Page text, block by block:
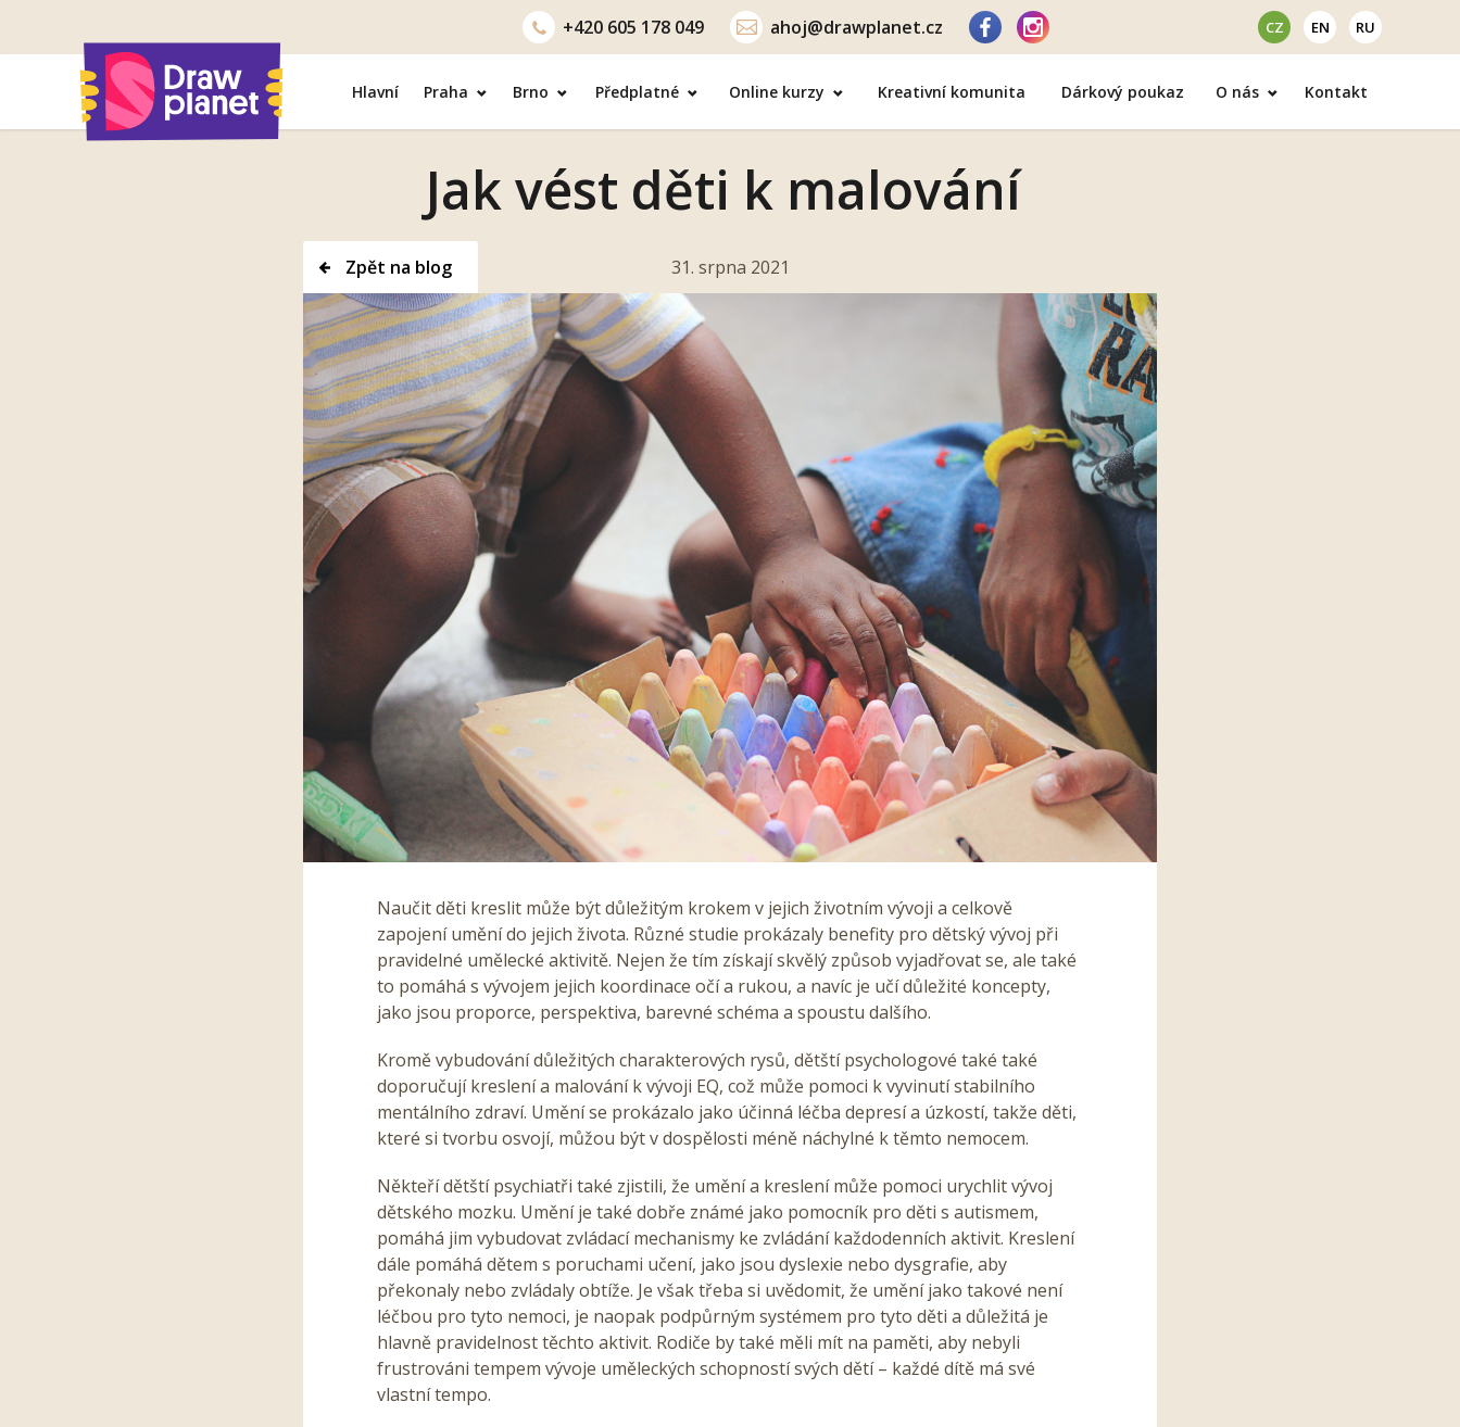
+420 605 178 049 ahoj@drawplanet.cz CZ EN RU
Hlavní Praha Brno Předplatné Online kurzy Kreativní komunita Dárkový poukaz O nás Kontakt
Jak vést děti k malování
31. srpna 2021
Zpět na blog
Naučit děti kreslit může být důležitým krokem v jejich životním vývoji a celkově
zapojení umění do jejich života. Různé studie prokázaly benefity pro dětský vývoj při
pravidelné umělecké aktivitě. Nejen že tím získají skvělý způsob vyjadřovat se, ale také
to pomáhá s vývojem jejich koordinace očí a rukou, a navíc je učí důležité koncepty,
jako jsou proporce, perspektiva, barevné schéma a spoustu dalšího.
Kromě vybudování důležitých charakterových rysů, dětští psychologové také také
doporučují kreslení a malování k vývoji EQ, což může pomoci k vyvinutí stabilního
mentálního zdraví. Umění se prokázalo jako účinná léčba depresí a úzkostí, takže děti,
které si tvorbu osvojí, můžou být v dospělosti méně náchylné k těmto nemocem.
Někteří dětští psychiatři také zjistili, že umění a kreslení může pomoci urychlit vývoj
dětského mozku. Umění je také dobře známé jako pomocník pro děti s autismem,
pomáhá jim vybudovat zvládací mechanismy ke zvládání každodenních aktivit. Kreslení
dále pomáhá dětem s poruchami učení, jako jsou dyslexie nebo dysgrafie, aby
překonaly nebo zvládaly obtíže. Je však třeba si uvědomit, že umění jako takové není
léčbou pro tyto nemoci, je naopak podpůrným systémem pro tyto děti a důležitá je
hlavně pravidelnost těchto aktivit. Rodiče by také měli mít na paměti, aby nebyli
frustrováni tempem vývoje uměleckých schopností svých dětí – každé dítě má své
vlastní tempo.